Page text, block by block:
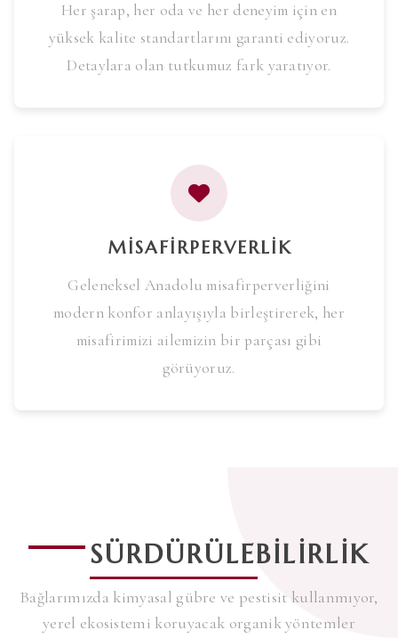
Her şarap, her oda ve her deneyim için en
yüksek kalite standartlarını garanti ediyoruz.
Detaylara olan tutkumuz fark yaratıyor.
MISAFIRPERVERLIK
Geleneksel Anadolu misafirperverliğini
modern konfor anlayışıyla birleştirerek, her
misafirimizi ailemizin bir parçası gibi
görüyoruz.
SÜRDÜRÜLEBILIRLIK
Bağlarımızda kimyasal gübre ve pestisit kullanmıyor,
yerel ekosistemi koruyacak organik yöntemler